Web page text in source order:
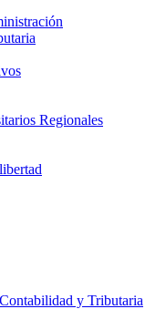
Regionales
y Tributaria